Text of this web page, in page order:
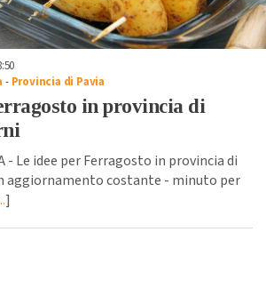
- Provincia di Pavia
in provincia di
- Le idee per Ferragosto in provincia di
aggiornamento costante - minuto per
]